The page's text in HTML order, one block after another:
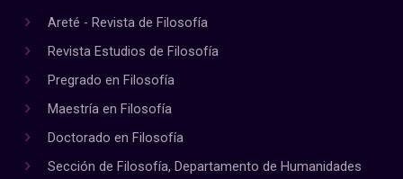
Areté - Revista de Filosofía
Revista Estudios de Filosofía
Pregrado en Filosofía
Maestría en Filosofía
Doctorado en Filosofía
Sección de Filosofía, Departamento de Humanidades